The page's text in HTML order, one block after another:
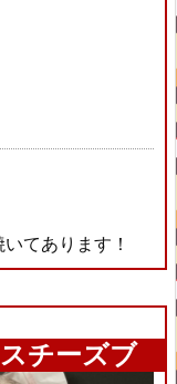
てあります！
チーズブ